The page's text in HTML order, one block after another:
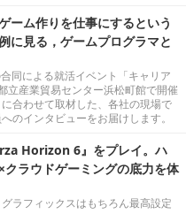
ーム作りを仕事にするという
に見る，ゲームプログラマと
同による就活イベント「キャリア
立産業貿易センター浜松町館で開催
合わせて取材した、各社の現場で
のインタビューをお届けします。
Horizon 6』をプレイ。ハ
ラウドゲーミングの底力を体
ラフィックスはもちろん最高設定